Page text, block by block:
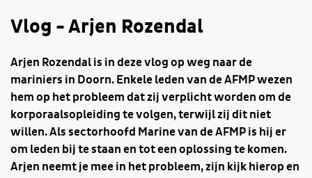
Vlog - Arjen Rozendal
Arjen Rozendal is in deze vlog op weg naar de
mariniers in Doorn. Enkele leden van de AFMP wezen
hem op het probleem dat zij verplicht worden om de
korporaalsopleiding te volgen, terwijl zij dit niet
willen. Als sectorhoofd Marine van de AFMP is hij er
om leden bij te staan en tot een oplossing te komen.
Arjen neemt je mee in het probleem, zijn kijk hierop en